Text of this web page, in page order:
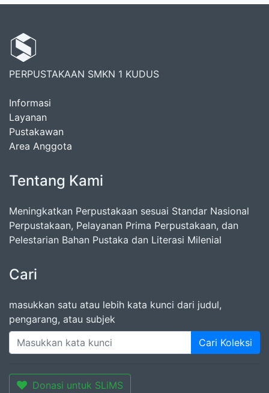
PERPUSTAKAAN SMKN 1 KUDUS
Informasi
Layanan
Pustakawan
Area Anggota
Tentang Kami
Meningkatkan Perpustakaan sesuai Standar Nasional
Perpustakaan, Pelayanan Prima Perpustakaan, dan
Pelestarian Bahan Pustaka dan Literasi Milenial
Cari
masukkan satu atau lebih kata kunci dari judul,
pengarang, atau subjek
Cari Koleksi
Donasi untuk SLiMS